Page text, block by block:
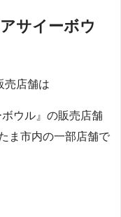
サイーボウ
ウル』の販売店舗
ま市内の一部店舗で